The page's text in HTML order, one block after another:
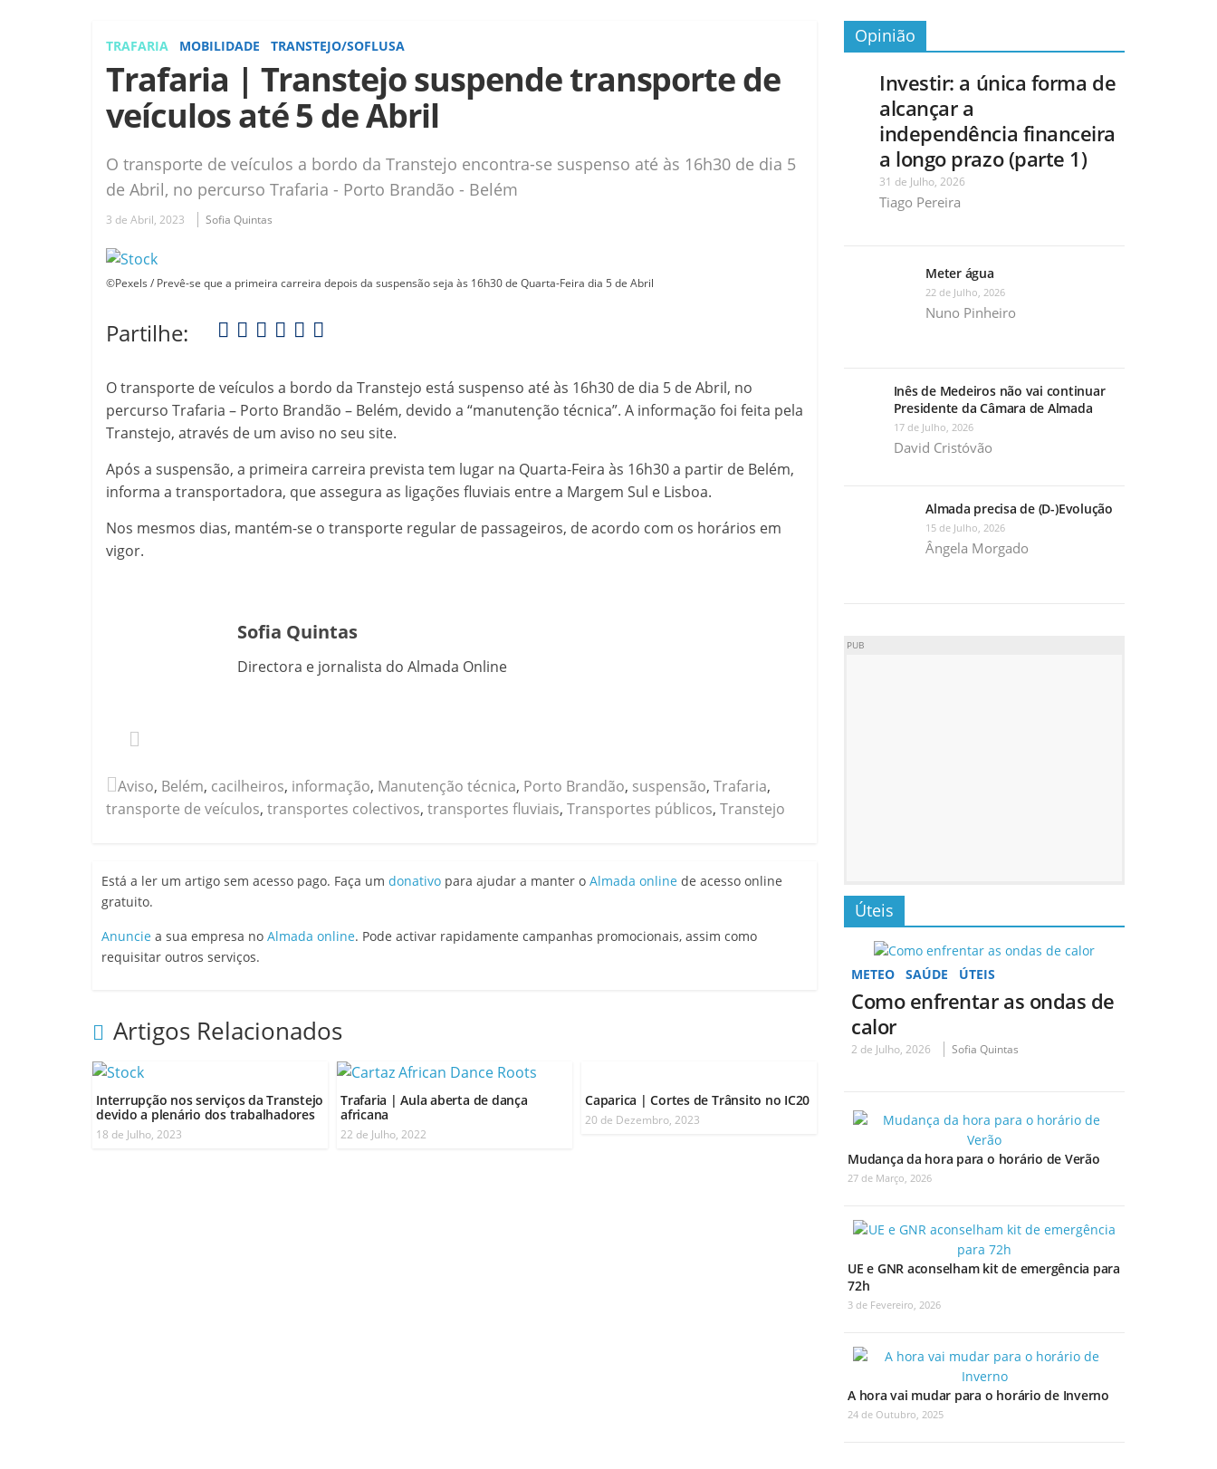
TRAFARIA MOBILIDADE TRANSTEJO/SOFLUSA
Trafaria | Transtejo suspende transporte de
veículos até 5 de Abril
O transporte de veículos a bordo da Transtejo encontra-se suspenso até às 16h30 de dia 5
de Abril, no percurso Trafaria - Porto Brandão - Belém
3 de Abril, 2023 Sofia Quintas
©Pexels / Prevê-se que a primeira carreira depois da suspensão seja às 16h30 de Quarta-Feira dia 5 de Abril
Partilhe:
O transporte de veículos a bordo da Transtejo está suspenso até às 16h30 de dia 5 de Abril, no
percurso Trafaria – Porto Brandão – Belém, devido a “manutenção técnica”. A informação foi feita pela
Transtejo, através de um aviso no seu site.
Após a suspensão, a primeira carreira prevista tem lugar na Quarta-Feira às 16h30 a partir de Belém,
informa a transportadora, que assegura as ligações fluviais entre a Margem Sul e Lisboa.
Nos mesmos dias, mantém-se o transporte regular de passageiros, de acordo com os horários em
vigor.
Sofia Quintas
Directora e jornalista do Almada Online
Aviso, Belém, cacilheiros, informação, Manutenção técnica, Porto Brandão, suspensão, Trafaria,
transporte de veículos, transportes colectivos, transportes fluviais, Transportes públicos, Transtejo
Está a ler um artigo sem acesso pago. Faça um donativo para ajudar a manter o Almada online de acesso online
gratuito.
Anuncie a sua empresa no Almada online. Pode activar rapidamente campanhas promocionais, assim como
requisitar outros serviços.
Artigos Relacionados
Interrupção nos serviços da Transtejo
devido a plenário dos trabalhadores
18 de Julho, 2023
Trafaria | Aula aberta de dança
africana
22 de Julho, 2022
Caparica | Cortes de Trânsito no IC20
20 de Dezembro, 2023
Opinião
Investir: a única forma de
alcançar a
independência financeira
a longo prazo (parte 1)
31 de Julho, 2026
Tiago Pereira
Meter água
22 de Julho, 2026
Nuno Pinheiro
Inês de Medeiros não vai continuar
Presidente da Câmara de Almada
17 de Julho, 2026
David Cristóvão
Almada precisa de (D-)Evolução
15 de Julho, 2026
Ângela Morgado
PUB
Úteis
METEO SAÚDE ÚTEIS
Como enfrentar as ondas de
calor
2 de Julho, 2026 Sofia Quintas
Mudança da hora para o horário de Verão
27 de Março, 2026
UE e GNR aconselham kit de emergência para
72h
3 de Fevereiro, 2026
A hora vai mudar para o horário de Inverno
24 de Outubro, 2025